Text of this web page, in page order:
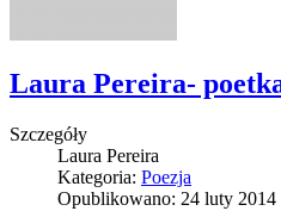
Laura Pereira-
Szczegóły
Laura Pereira
Kategoria: Poezja
Opublikowano: 24 luty 2014